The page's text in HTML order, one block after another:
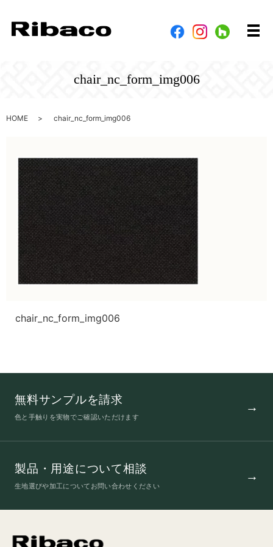
メ
chair_nc_form_img006
HOME chair_nc_form_img006
chair_nc_form_img006
無料サンプルを請求
色と手触りを実物でご確認いただけます
製品・用途について相談
生地選びや加工についてお問い合わせください